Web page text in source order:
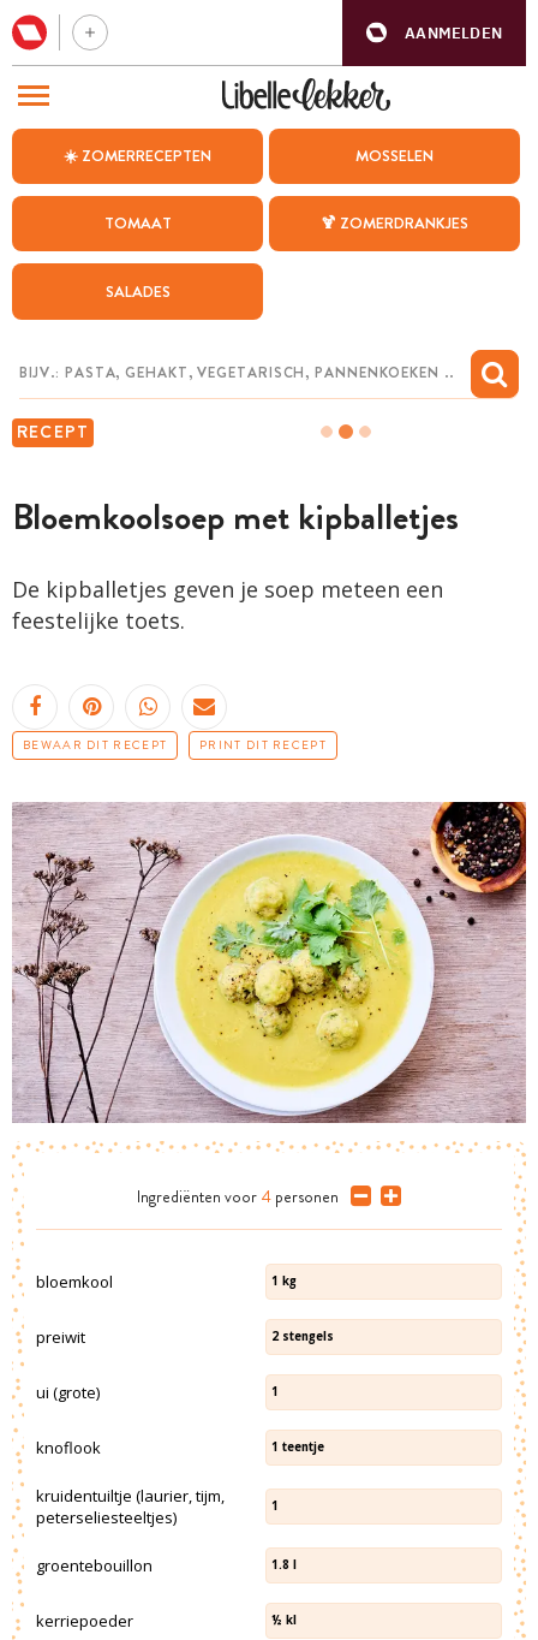
AANMELDEN
☀️ ZOMERRECEPTEN MOSSELEN
TOMAAT 🍹 ZOMERDRANKJES
SALADES
RECEPT
Bloemkoolsoep met kipballetjes
De kipballetjes geven je soep meteen een
feestelijke toets.
BEWAAR DIT RECEPT PRINT DIT RECEPT
Ingrediënten voor 4 personen
bloemkool 1 kg
preiwit 2 stengels
ui (grote) 1
knoflook 1 teentje
kruidentuiltje (laurier, tijm,
peterseliesteeltjes)
1
groentebouillon 1.8 l
kerriepoeder ½ kl
BEZOEK ONZE ANDERE WEBSITES
WEEKMENU
CHAT MET MAIA
MIJN BEWAARDE RECEPTEN